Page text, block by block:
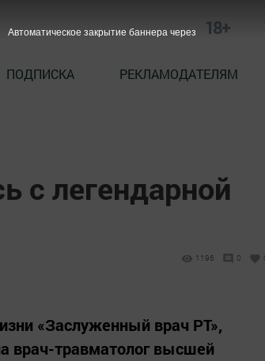
18+
ПОДПИСКА РЕКЛАМОДАТЕЛЯМ
с легендарной
1196 0
«Заслуженный врач РТ»,
врач-травматолог высшей
Автоматическое закрытие баннера через